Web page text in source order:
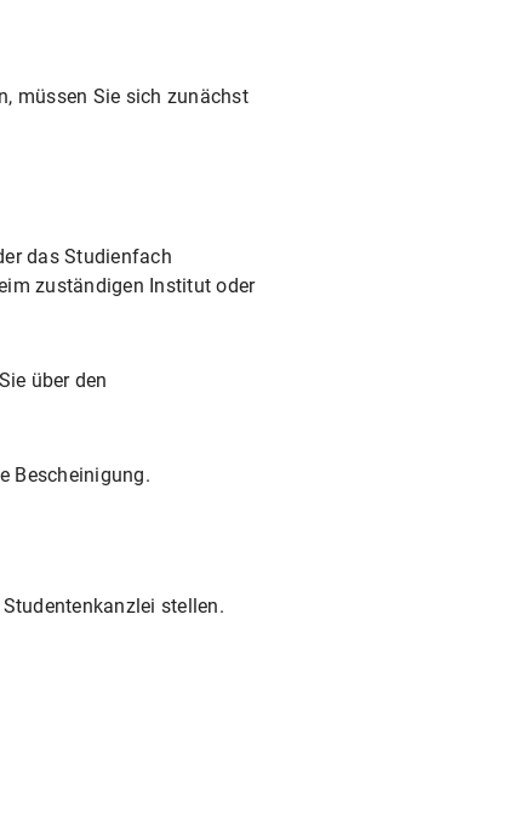
müssen Sie sich zunächst
das Studienfach
zuständigen Institut oder
über den
Bescheinigung.
stellen.